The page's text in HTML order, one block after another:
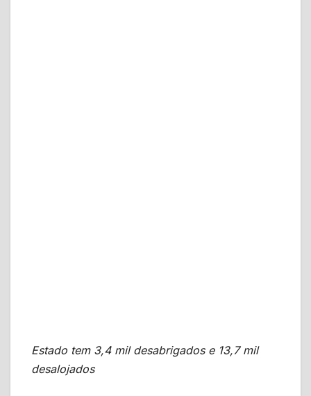
Estado tem 3,4 mil desabrigados e 13,7 mil
desalojados